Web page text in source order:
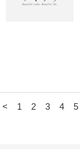
< 1 2 3 4 5